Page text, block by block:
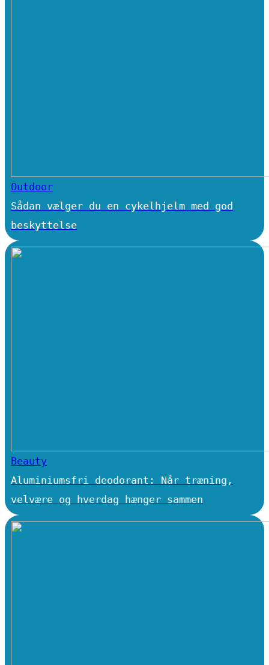
Outdoor
Sådan vælger du en cykelhjelm med god
beskyttelse
Beauty
Aluminiumsfri deodorant: Når træning,
velvære og hverdag hænger sammen